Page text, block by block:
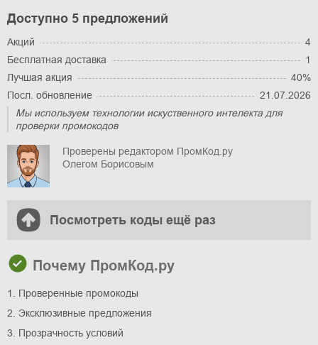
Доступно 5 предложений
Акций
4
Бесплатная доставка
1
Лучшая акция
40%
Посл. обновление
21.07.2026
Мы используем технологии искуственного интелекта для
проверки промокодов
Проверены редактором ПромКод.ру
Олегом Борисовым
Посмотреть коды ещё раз
Почему ПромКод.ру
1. Проверенные промокоды
2. Эксклюзивные предложения
3. Прозрачность условий